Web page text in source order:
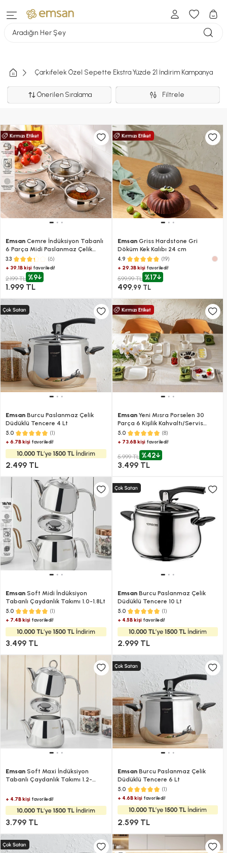
Aradığın Her Şey
Çarkıfelek Özel Sepette Ekstra Yüzde 21 İndirim Kampanya
Önerilen Sıralama Filtrele
Emsan Cemre İndüksiyon Tabanlı
6 Parça Midi Paslanmaz Çelik
Tencere Seti
3.3 (6)
+ 39.1B kişi favoriledi!
2.199 TL %9
1.999 TL
EmsanGriss Hardstone Gri
Döküm Kek Kalıbı 24 cm
4.9 (19)
+ 29.3B kişifavoriledi!
599,99 TL %17
499,99 TL
Emsan Burcu Paslanmaz Çelik
Düdüklü Tencere 4 Lt
5.0 (1)
+ 6.7B kişi favoriledi!
2.499 TL
EmsanYeni Mısra Porselen 30
Parça 6 Kişilik Kahvaltı/Servis
Takımı Beyaz
5.0 (8)
+ 73.6B kişifavoriledi!
5.999 TL %42
3.499 TL
Emsan Soft Midi İndüksiyon
Tabanlı Çaydanlık Takımı 1.0-1.8Lt
5.0 (1)
+ 7.4B kişi favoriledi!
3.499 TL
EmsanBurcu Paslanmaz Çelik
Düdüklü Tencere 10 Lt
5.0 (1)
+ 4.5B kişifavoriledi!
2.999 TL
Emsan Soft Maxi İndüksiyon
Tabanlı Çaydanlık Takımı 1.2-
+ 4.7B kişi favoriledi!
3.799 TL
EmsanBurcu Paslanmaz Çelik
Düdüklü Tencere​ 6 Lt
5.0 (1)
+ 4.6B kişifavoriledi!
2.599 TL